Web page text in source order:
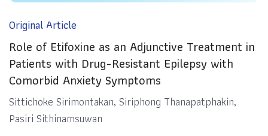
Original Article
Role of Etifoxine as an Adjunctive Treatment in
Patients with Drug-Resistant Epilepsy with
Comorbid Anxiety Symptoms
Sittichoke Sirimontakan, Siriphong Thanapatphakin,
Pasiri Sithinamsuwan